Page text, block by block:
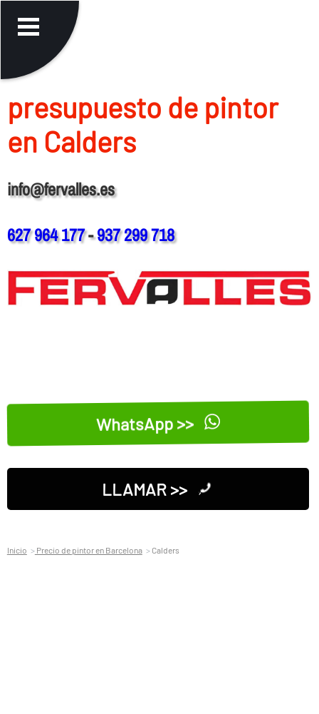
presupuesto de pintor
en Calders
info@fervalles.es
627 964 177-937 299 718
WhatsApp >>
LLAMAR >>
Inicio Precio de pintor en Barcelona Calders